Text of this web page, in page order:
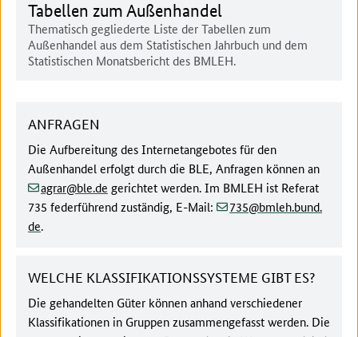
Tabellen zum Außenhandel
Thematisch gegliederte Liste der Tabellen zum
Außenhandel aus dem Statistischen Jahrbuch und dem
Statistischen Monatsbericht des BMLEH.
ANFRAGEN
Die Aufbereitung des Internetangebotes für den
Außenhandel erfolgt durch die BLE, Anfragen können an
agrar (at)
ble(dot)
de gerichtet werden. Im BMLEH ist Referat
735 federführend zuständig, E-Mail:
735 (at)
bmleh.bund
de.
WELCHE KLASSIFIKATIONSSYSTEME GIBT ES?
Die gehandelten Güter können anhand verschiedener
Klassifikationen in Gruppen zusammengefasst werden. Die